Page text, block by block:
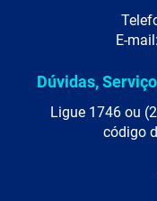
E-
Dúvidas,
Ligue 1746 ou
código